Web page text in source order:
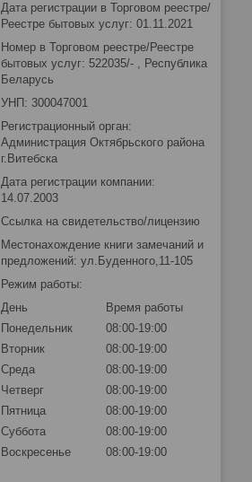
Дата регистрации в Торговом реестре/
Реестре бытовых услуг: 01.11.2021
Номер в Торговом реестре/Реестре
бытовых услуг: 522035/- , Республика
Беларусь
УНП: 300047001
Регистрационный орган:
Администрация Октябрьского района
г.Витебска
Дата регистрации компании:
14.07.2003
Ссылка на свидетельство/лицензию
Местонахождение книги замечаний и
предложений: ул.Буденного,11-105
Режим работы:
День
Время работы
Понедельник
08:00-19:00
Вторник
08:00-19:00
Среда
08:00-19:00
Четверг
08:00-19:00
Пятница
08:00-19:00
Суббота
08:00-19:00
Воскресенье
08:00-19:00